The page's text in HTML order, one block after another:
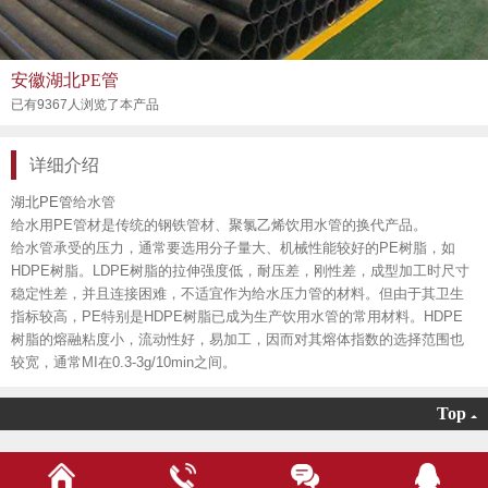
安徽湖北PE管
已有9367人浏览了本产品
详细介绍
湖北PE管给水管
给水用PE管材是传统的钢铁管材、聚氯乙烯饮用水管的换代产品。
给水管承受的压力，通常要选用分子量大、机械性能较好的PE树脂，如
HDPE树脂。LDPE树脂的拉伸强度低，耐压差，刚性差，成型加工时尺寸
稳定性差，并且连接困难，不适宜作为给水压力管的材料。但由于其卫生
指标较高，PE特别是HDPE树脂已成为生产饮用水管的常用材料。HDPE
树脂的熔融粘度小，流动性好，易加工，因而对其熔体指数的选择范围也
较宽，通常MI在0.3-3g/10min之间。
Top